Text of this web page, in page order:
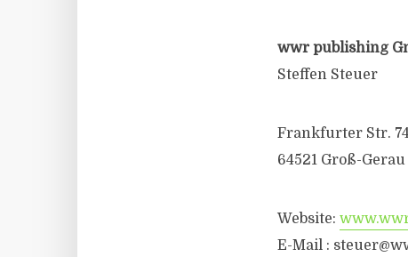
wwr publishing
Steffen Steuer
Frankfurter Str.
64521 Groß-Gerau
Website:
E-Mail :